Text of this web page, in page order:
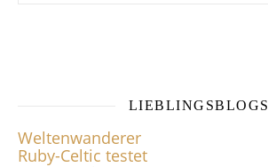
LIEBLINGSBLOGS
Weltenwanderer
Ruby-Celtic testet